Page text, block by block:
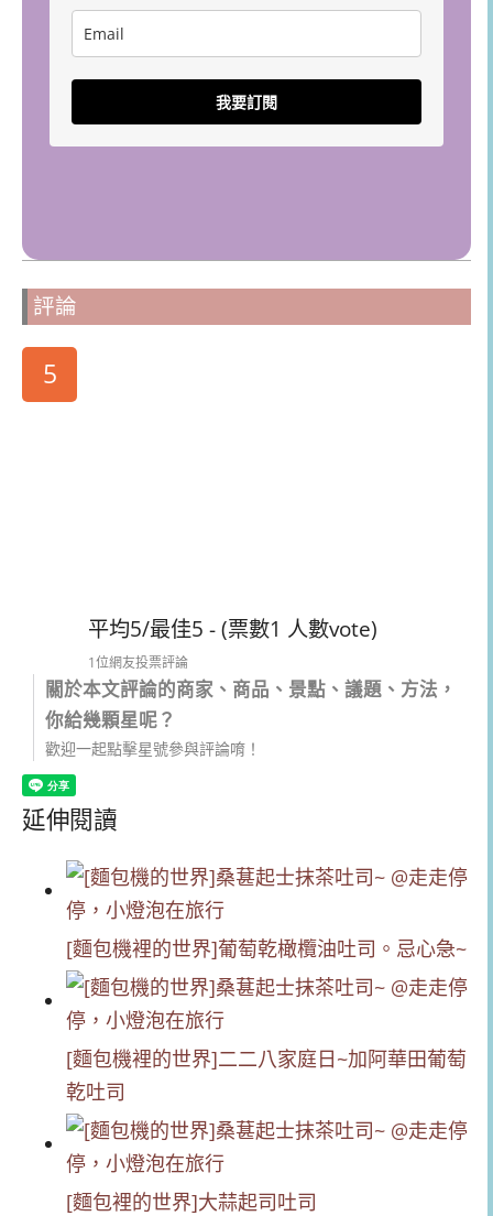
我要訂閱
評論
5
平均5/最佳5 - (票數1 人數vote)
1位網友投票評論
關於本文評論的商家、商品、景點、議題、方法，
你給幾顆星呢？
歡迎一起點擊星號參與評論唷！
延伸閱讀
[麵包機裡的世界]葡萄乾橄欖油吐司。忌心急~
[麵包機裡的世界]二二八家庭日~加阿華田葡萄
乾吐司
[麵包裡的世界]大蒜起司吐司